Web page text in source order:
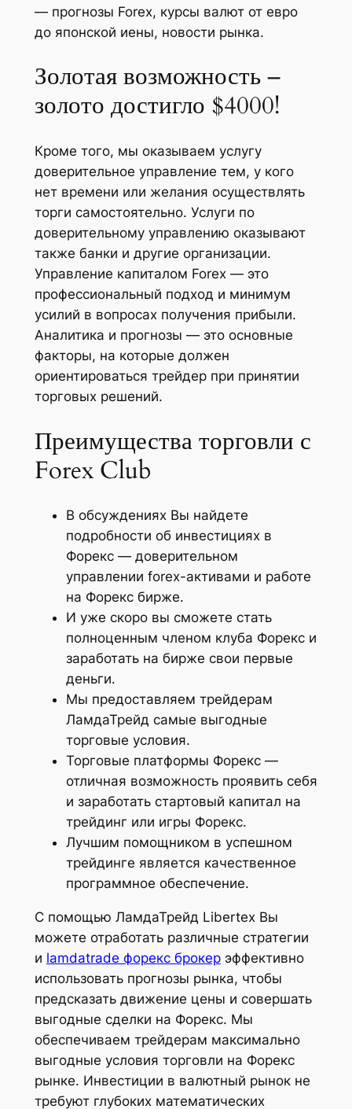
— прогнозы Forex, курсы валют от евро
до японской иены, новости рынка.
Золотая возможность –
золото достигло $4000!
Кроме того, мы оказываем услугу
доверительное управление тем, у кого
нет времени или желания осуществлять
торги самостоятельно. Услуги по
доверительному управлению оказывают
также банки и другие организации.
Управление капиталом Forex — это
профессиональный подход и минимум
усилий в вопросах получения прибыли.
Аналитика и прогнозы — это основные
факторы, на которые должен
ориентироваться трейдер при принятии
торговых решений.
Преимущества торговли с
Forex Club
В обсуждениях Вы найдете
подробности об инвестициях в
Форекс — доверительном
управлении forex-активами и работе
на Форекс бирже.
И уже скоро вы сможете стать
полноценным членом клуба Форекс и
заработать на бирже свои первые
деньги.
Мы предоставляем трейдерам
ЛамдаТрейд самые выгодные
торговые условия.
Торговые платформы Форекс —
отличная возможность проявить себя
и заработать стартовый капитал на
трейдинг или игры Форекс.
Лучшим помощником в успешном
трейдинге является качественное
программное обеспечение.
С помощью ЛамдаТрейд Libertex Вы
можете отработать различные стратегии
и lamdatrade форекс брокерэффективно
использовать прогнозы рынка, чтобы
предсказать движение цены и совершать
выгодные сделки на Форекс. Мы
обеспечиваем трейдерам максимально
выгодные условия торговли на Форекс
рынке. Инвестиции в валютный рынок не
требуют глубоких математических